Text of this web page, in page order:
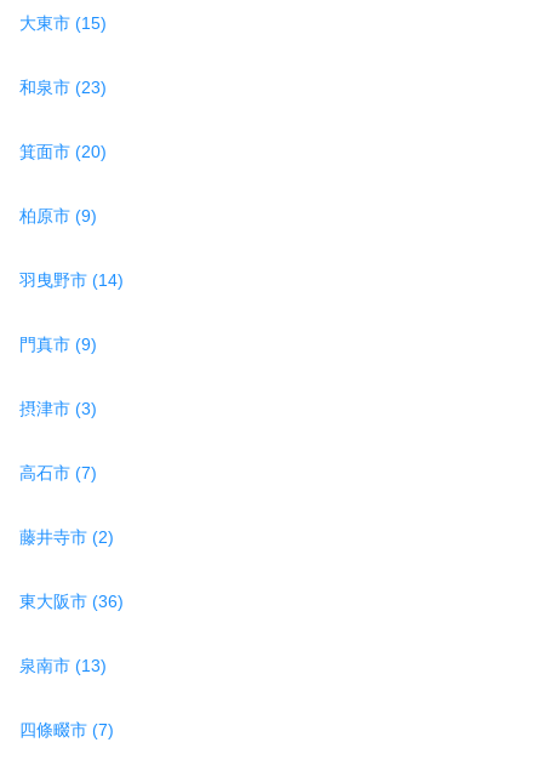
大東市 (15)
和泉市 (23)
箕面市 (20)
柏原市 (9)
羽曳野市 (14)
門真市 (9)
摂津市 (3)
高石市 (7)
藤井寺市 (2)
東大阪市 (36)
泉南市 (13)
四條畷市 (7)